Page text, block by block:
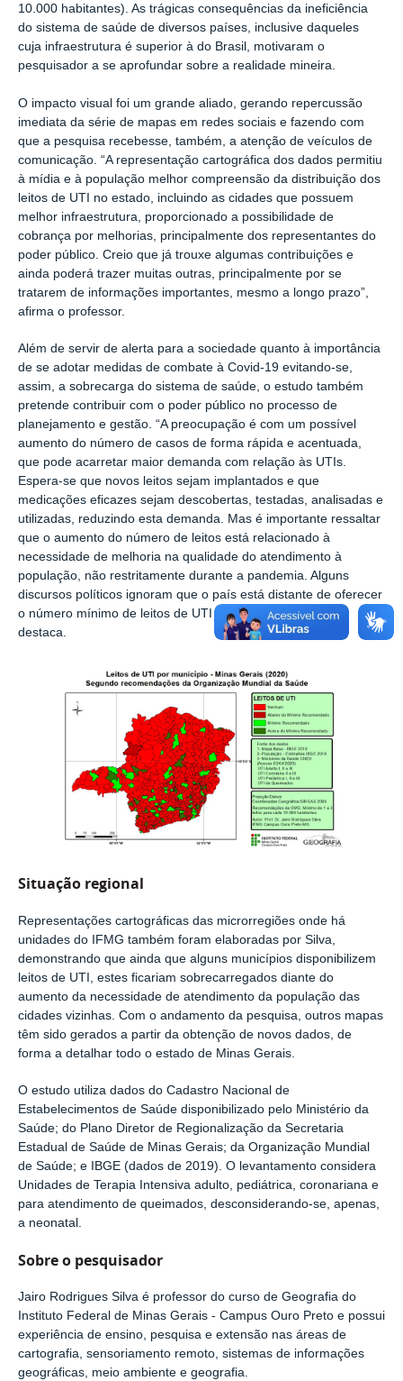
10.000 habitantes). As trágicas consequências da ineficiência
do sistema de saúde de diversos países, inclusive daqueles
cuja infraestrutura é superior à do Brasil, motivaram o
pesquisador a se aprofundar sobre a realidade mineira.
O impacto visual foi um grande aliado, gerando repercussão
imediata da série de mapas em redes sociais e fazendo com
que a pesquisa recebesse, também, a atenção de veículos de
comunicação. “A representação cartográfica dos dados permitiu
à mídia e à população melhor compreensão da distribuição dos
leitos de UTI no estado, incluindo as cidades que possuem
melhor infraestrutura, proporcionado a possibilidade de
cobrança por melhorias, principalmente dos representantes do
poder público. Creio que já trouxe algumas contribuições e
ainda poderá trazer muitas outras, principalmente por se
tratarem de informações importantes, mesmo a longo prazo”,
afirma o professor.
Além de servir de alerta para a sociedade quanto à importância
de se adotar medidas de combate à Covid-19 evitando-se,
assim, a sobrecarga do sistema de saúde, o estudo também
pretende contribuir com o poder público no processo de
planejamento e gestão. “A preocupação é com um possível
aumento do número de casos de forma rápida e acentuada,
que pode acarretar maior demanda com relação às UTIs.
Espera-se que novos leitos sejam implantados e que
medicações eficazes sejam descobertas, testadas, analisadas e
utilizadas, reduzindo esta demanda. Mas é importante ressaltar
que o aumento do número de leitos está relacionado à
necessidade de melhoria na qualidade do atendimento à
população, não restritamente durante a pandemia. Alguns
discursos políticos ignoram que o país está distante de oferecer
o número mínimo de leitos de UTI proposto pela OMS”,
destaca.
Situação regional
Representações cartográficas das microrregiões onde há
unidades do IFMG também foram elaboradas por Silva,
demonstrando que ainda que alguns municípios disponibilizem
leitos de UTI, estes ficariam sobrecarregados diante do
aumento da necessidade de atendimento da população das
cidades vizinhas. Com o andamento da pesquisa, outros mapas
têm sido gerados a partir da obtenção de novos dados, de
forma a detalhar todo o estado de Minas Gerais.
O estudo utiliza dados do Cadastro Nacional de
Estabelecimentos de Saúde disponibilizado pelo Ministério da
Saúde; do Plano Diretor de Regionalização da Secretaria
Estadual de Saúde de Minas Gerais; da Organização Mundial
de Saúde; e IBGE (dados de 2019). O levantamento considera
Unidades de Terapia Intensiva adulto, pediátrica, coronariana e
para atendimento de queimados, desconsiderando-se, apenas,
a neonatal.
Sobre o pesquisador
Jairo Rodrigues Silva é professor do curso de Geografia do
Instituto Federal de Minas Gerais - Campus Ouro Preto e possui
experiência de ensino, pesquisa e extensão nas áreas de
cartografia, sensoriamento remoto, sistemas de informações
geográficas, meio ambiente e geografia.